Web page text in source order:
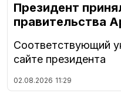
Президент
правительства
Соответствующий
сайте президента
02.08.2026 11:29